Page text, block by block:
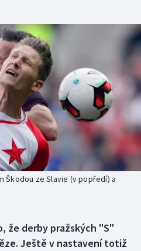
Škodou ze Slavie (v popředí) a
že derby pražských "S"
Ještě v nastavení totiž